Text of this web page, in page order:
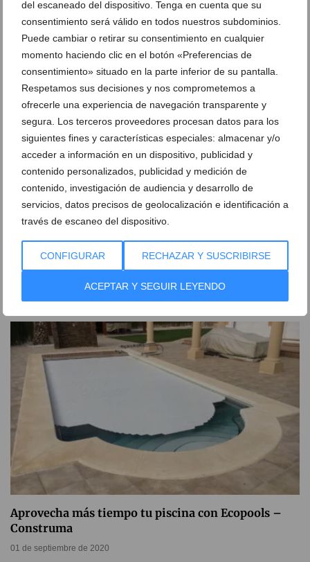
del escaneado del dispositivo. Tenga en cuenta que su
consentimiento será válido en todos nuestros subdominios.
Puede cambiar o retirar su consentimiento en cualquier
momento haciendo clic en el botón «Preferencias de
consentimiento» situado en la parte inferior de su pantalla.
Respetamos sus decisiones y nos comprometemos a
ofrecerle una experiencia de navegación transparente y
segura. Los terceros proveedores procesan datos para los
siguientes fines y características especiales: almacenar y/o
acceder a información en un dispositivo, publicidad y
contenido personalizados, publicidad y medición de
contenido, investigación de audiencia y desarrollo de
servicios, datos precisos de geolocalización e identificación a
través de escaneo del dispositivo.
CONFIGURAR RECHAZAR Y SUSCRIBIRSE
ACEPTAR Y SEGUIR LEYENDO
Construma
09 de julio de 2021
Ecopools – Construma te da los mejores consejos
para el mantenimiento de tu piscina
11 de junio de 2021
Aprovecha más tiempo tu piscina con Ecopools –
Construma
01 de septiembre de 2020